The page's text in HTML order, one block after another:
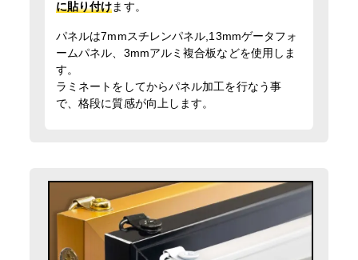
に貼り付けます。
パネルは7mmスチレンパネル,13mmゲータフォ
ームパネル、3mmアルミ複合板などを使用しま
す。
ラミネートをしてからパネル加工を行なう事
で、格段に質感が向上します。